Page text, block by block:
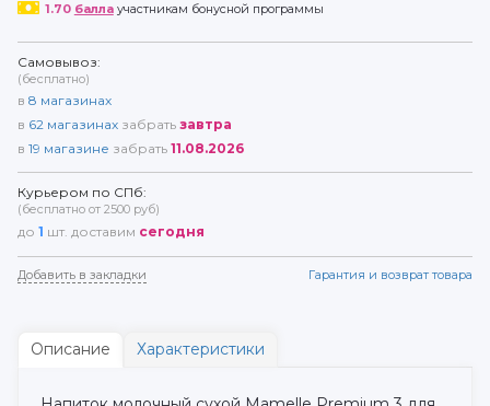
1.70 баллаучастникам бонусной программы
Самовывоз:
(бесплатно)
в 8 магазинах
в 62 магазинах забрать завтра
в 19 магазине забрать 11.08.2026
Курьером по СПб:
(бесплатно от 2500 руб)
до 1 шт. доставим сегодня
Добавить в закладки Гарантия и возврат товара
Описание Характеристики